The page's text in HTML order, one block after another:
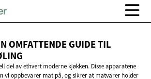
OMFATTENDE GUIDE TIL
del av ethvert moderne kjøkken. Disse apparatene
vi oppbevarer mat på, og sikrer at matvarer holder